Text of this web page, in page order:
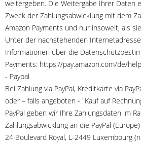
weitergeben. Die Weitergabe Ihrer Daten
Zweck der Zahlungsabwicklung mit dem
Amazon Payments und nur insoweit, als
Unter der nachstehenden
Informationen über die
Payments: https://pay.amazon.com/de/
- Paypal
Bei Zahlung via PayPal, Kreditkarte via
oder – falls angeboten - "Kauf auf
PayPal geben wir Ihre Zahlungsdaten im
Zahlungsabwicklung an die PayPal (Europe)
24 Boulevard Royal, L-2449 Luxembourg